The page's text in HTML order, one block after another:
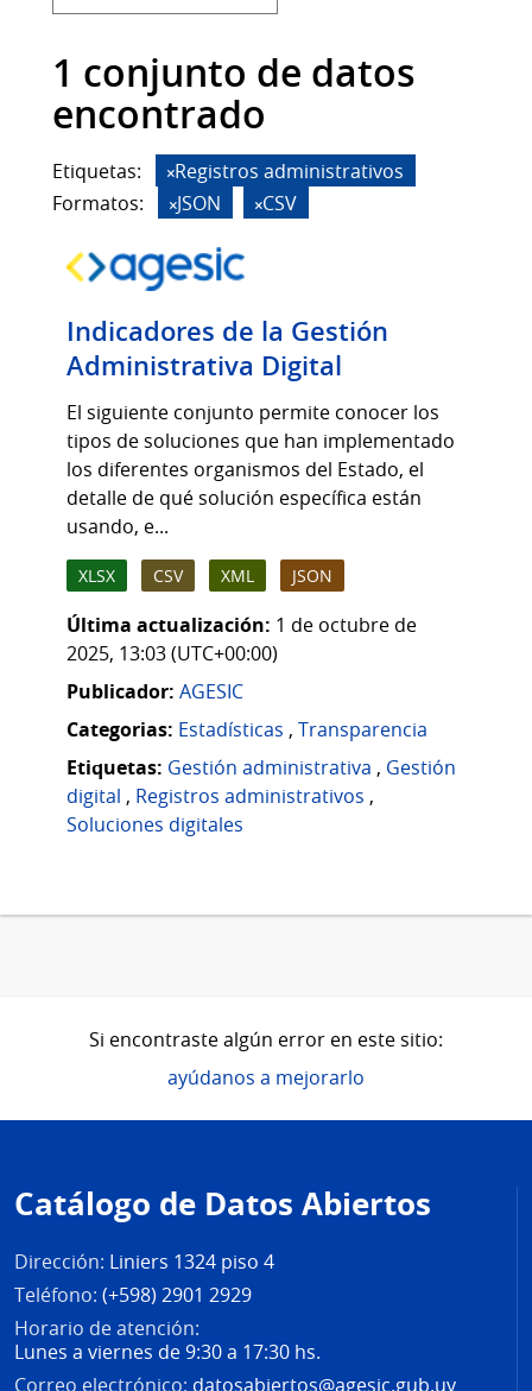
1 conjunto de datos
encontrado
Etiquetas:
Registros administrativos
Formatos:
JSON CSV
Indicadores de la Gestión
Administrativa Digital
El siguiente conjunto permite conocer los
tipos de soluciones que han implementado
los diferentes organismos del Estado, el
detalle de qué solución específica están
usando, e...
XLSX CSV XML JSON
Última actualización: 1 de octubre de
2025, 13:03 (UTC+00:00)
Publicador: AGESIC
Categorias: Estadísticas , Transparencia
Etiquetas: Gestión administrativa , Gestión
digital , Registros administrativos ,
Soluciones digitales
Si encontraste algún error en este sitio:
ayúdanos a mejorarlo
de
página
Catálogo de Datos Abiertos
Dirección: Liniers 1324 piso 4
Teléfono: (+598) 2901 2929
Horario de atención:
Lunes a viernes de 9:30 a 17:30 hs.
Correo electrónico: datosabiertos@agesic.gub.uy